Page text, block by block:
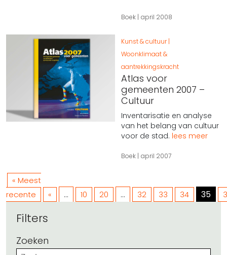
Boek april 2008
Kunst & cultuur
Woonklimaat &
aantrekkingskracht
Atlas voor
gemeenten 2007 –
Cultuur
Inventarisatie en analyse
van het belang van cultuur
voor de stad. lees meer
Boek april 2007
« Meest
recente
« ... 10 20 ... 32 33 34 35
Filters
Zoeken